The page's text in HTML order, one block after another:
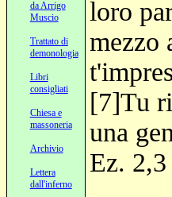
da Arrigo
Muscio
Trattato di
demonologia
Libri
consigliati
Chiesa e
massoneria
Archivio
Lettera
dall'inferno
loro
mezzo
[7]Tu
una
Ez. 2,3